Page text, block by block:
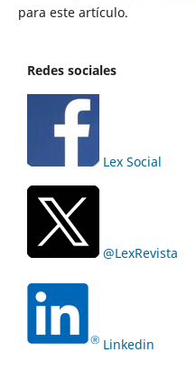
para este artículo.
Redes sociales
Lex Social
@LexRevista
Linkedin